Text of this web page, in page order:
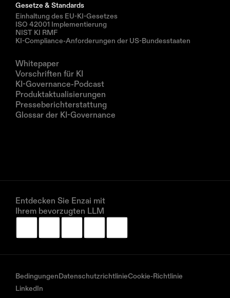
Gesetze & Standards
Einhaltung des EU-KI-Gesetzes
ISO 42001 Implementierung
NIST KI RMF
KI-Compliance-Anforderungen der US-Bundesstaaten
Whitepaper
Vorschriften für KI
KI-Governance-Podcast
Produktaktualisierungen
Presseberichterstattung
Glossar der KI-Governance
Entdecken Sie Enzai mit
Ihrem bevorzugten LLM
BedingungenDatenschutzrichtlinieCookie-Richtlinie
LinkedIn